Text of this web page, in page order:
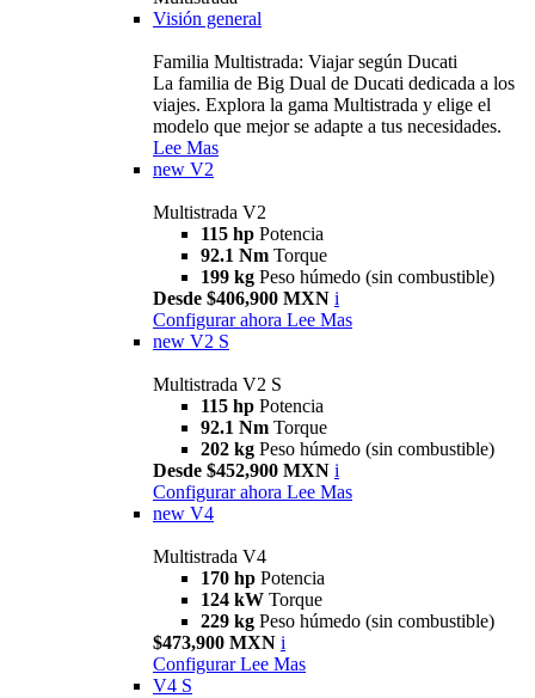
Visión general
Familia Multistrada: Viajar según Ducati
La familia de Big Dual de Ducati dedicada a los
viajes. Explora la gama Multistrada y elige el
modelo que mejor se adapte a tus necesidades.
Lee Mas
new V2
Multistrada V2
115 hp Potencia
92.1 Nm Torque
199 kg Peso húmedo (sin combustible)
Desde $406,900 MXN i
Configurar ahora Lee Mas
new V2 S
Multistrada V2 S
115 hp Potencia
92.1 Nm Torque
202 kg Peso húmedo (sin combustible)
Desde $452,900 MXN i
Configurar ahora Lee Mas
new V4
Multistrada V4
170 hp Potencia
124 kW Torque
229 kg Peso húmedo (sin combustible)
$473,900 MXN i
Configurar Lee Mas
V4 S